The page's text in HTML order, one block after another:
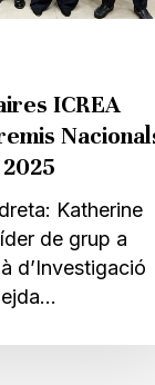
ICREA
Katherine
de grup a
d’Investigació